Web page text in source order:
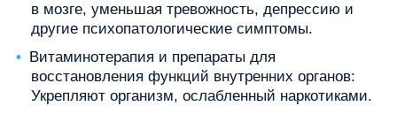
в мозге, уменьшая тревожность, депрессию и
другие психопатологические симптомы.
Витаминотерапия и препараты для
восстановления функций внутренних органов:
Укрепляют организм, ослабленный наркотиками.